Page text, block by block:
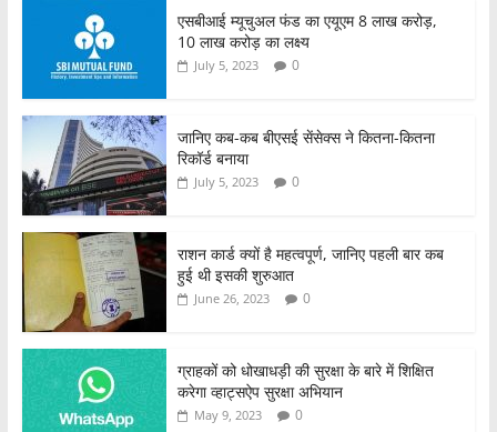
एसबीआई म्यूचुअल फंड का एयूएम 8 लाख करोड़,
10 लाख करोड़ का लक्ष्य
July 5, 2023 0
जानिए कब-कब बीएसई सेंसेक्स ने कितना-कितना
रिकॉर्ड बनाया
July 5, 2023 0
राशन कार्ड क्यों है महत्वपूर्ण, जानिए पहली बार कब
हुई थी इसकी शुरुआत
June 26, 2023 0
ग्राहकों को धोखाधड़ी की सुरक्षा के बारे में शिक्षित
करेगा व्हाट्सऐप सुरक्षा अभियान
May 9, 2023 0